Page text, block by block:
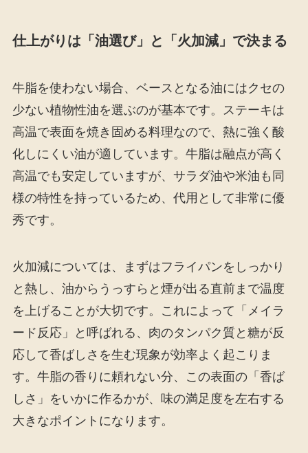
仕上がりは「油選び」と「火加減」で決まる
牛脂を使わない場合、ベースとなる油にはクセの
少ない植物性油を選ぶのが基本です。ステーキは
高温で表面を焼き固める料理なので、熱に強く酸
化しにくい油が適しています。牛脂は融点が高く
高温でも安定していますが、サラダ油や米油も同
様の特性を持っているため、代用として非常に優
秀です。
火加減については、まずはフライパンをしっかり
と熱し、油からうっすらと煙が出る直前まで温度
を上げることが大切です。これによって「メイラ
ード反応」と呼ばれる、肉のタンパク質と糖が反
応して香ばしさを生む現象が効率よく起こりま
す。牛脂の香りに頼れない分、この表面の「香ば
しさ」をいかに作るかが、味の満足度を左右する
大きなポイントになります。